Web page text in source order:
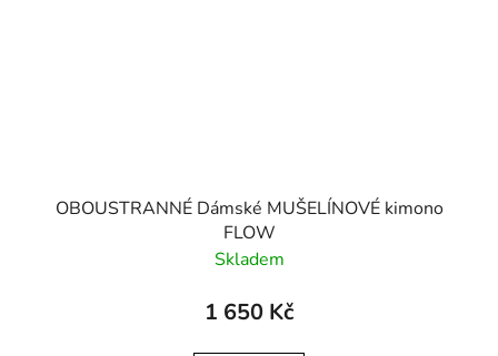
OBOUSTRANNÉ Dámské MUŠELÍNOVÉ kimono
FLOW
Skladem
1 650 Kč